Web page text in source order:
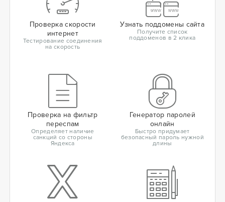
Проверка скорости
интернет
Тестирование соединения
на скорость
Узнать поддомены сайта
Получите список
поддоменов в 2 клика
Проверка на фильтр
переспам
Определяет наличие
санкций со стороны
Яндекса
Генератор паролей
онлайн
Быстро придумает
безопасный пароль нужной
длины